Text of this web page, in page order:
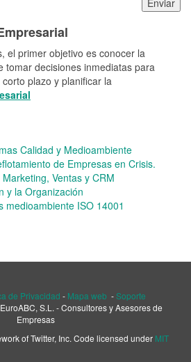
el primer objetivo es conocer la
tomar decisiones inmediatas para
plazo y planificar la
Calidad y Medioambiente
de Empresas en Crisis.
Ventas y CRM
y la Organización
medioambiente ISO 14001
de Privacidad - Mapa web -Soporte
S.L. - Consultores y Asesores de
Empresas
of Twitter, Inc. Code licensed under MIT